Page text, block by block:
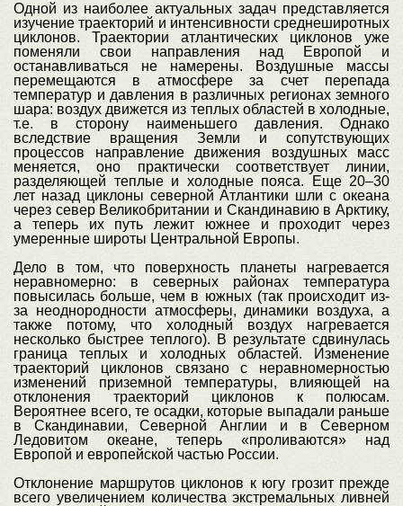
Одной из наиболее актуальных задач представляется
изучение траекторий и интенсивности среднеширотных
циклонов. Траектории атлантических циклонов уже
поменяли свои направления над Европой и
останавливаться не намерены. Воздушные массы
перемещаются в атмосфере за счет перепада
температур и давления в различных регионах земного
шара: воздух движется из теплых областей в холодные,
т.е. в сторону наименьшего давления. Однако
вследствие вращения Земли и сопутствующих
процессов направление движения воздушных масс
меняется, оно практически соответствует линии,
разделяющей теплые и холодные пояса. Еще 20–30
лет назад циклоны северной Атлантики шли с океана
через север Великобритании и Скандинавию в Арктику,
а теперь их путь лежит южнее и проходит через
умеренные широты Центральной Европы.
Дело в том, что поверхность планеты нагревается
неравномерно: в северных районах температура
повысилась больше, чем в южных (так происходит из-
за неоднородности атмосферы, динамики воздуха, а
также потому, что холодный воздух нагревается
несколько быстрее теплого). В результате сдвинулась
граница теплых и холодных областей. Изменение
траекторий циклонов связано с неравномерностью
изменений приземной температуры, влияющей на
отклонения траекторий циклонов к полюсам.
Вероятнее всего, те осадки, которые выпадали раньше
в Скандинавии, Северной Англии и в Северном
Ледовитом океане, теперь «проливаются» над
Европой и европейской частью России.
Отклонение маршрутов циклонов к югу грозит прежде
всего увеличением количества экстремальных ливней